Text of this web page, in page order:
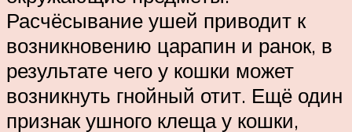
Расчёсывание ушей приводит к
возникновению царапин и ранок, в
результате чего у кошки может
возникнуть гнойный отит. Ещё один
признак ушного клеща у кошки,